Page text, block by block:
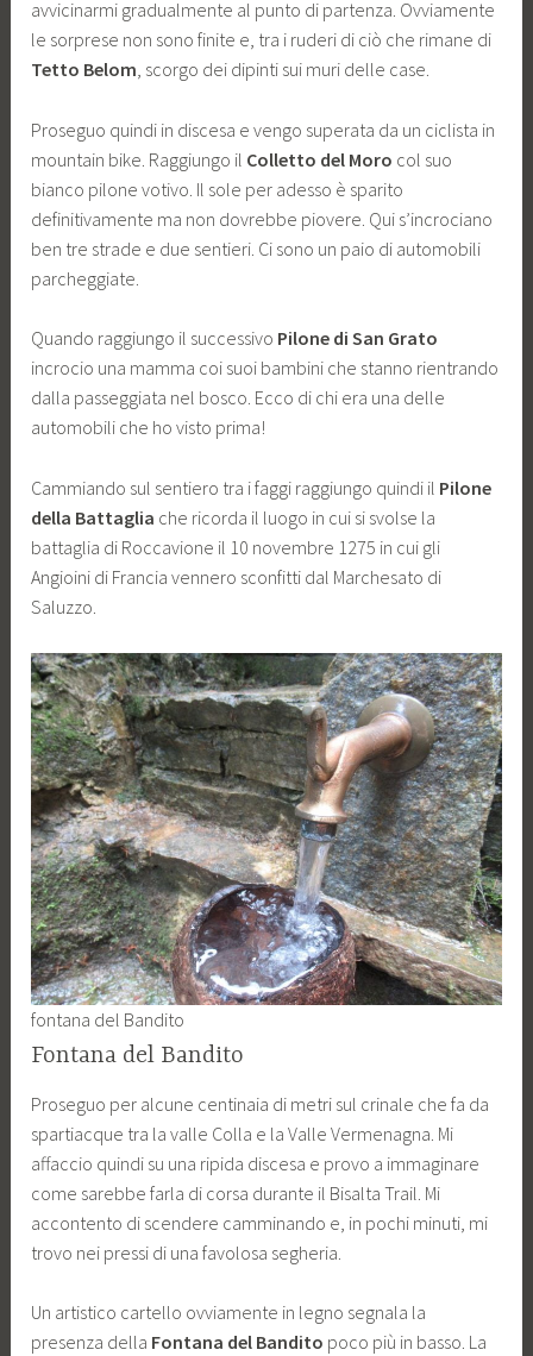
avvicinarmi gradualmente al punto di partenza. Ovviamente
le sorprese non sono finite e, tra i ruderi di ciò che rimane di
Tetto Belom, scorgo dei dipinti sui muri delle case.
Proseguo quindi in discesa e vengo superata da un ciclista in
mountain bike. Raggiungo il Colletto del Moro col suo
bianco pilone votivo. Il sole per adesso è sparito
definitivamente ma non dovrebbe piovere. Qui s’incrociano
ben tre strade e due sentieri. Ci sono un paio di automobili
parcheggiate.
Quando raggiungo il successivo Pilone di San Grato
incrocio una mamma coi suoi bambini che stanno rientrando
dalla passeggiata nel bosco. Ecco di chi era una delle
automobili che ho visto prima!
Cammiando sul sentiero tra i faggi raggiungo quindi il Pilone
della Battaglia che ricorda il luogo in cui si svolse la
battaglia di Roccavione il 10 novembre 1275 in cui gli
Angioini di Francia vennero sconfitti dal Marchesato di
Saluzzo.
fontana del Bandito
Fontana del Bandito
Proseguo per alcune centinaia di metri sul crinale che fa da
spartiacque tra la valle Colla e la Valle Vermenagna. Mi
affaccio quindi su una ripida discesa e provo a immaginare
come sarebbe farla di corsa durante il Bisalta Trail. Mi
accontento di scendere camminando e, in pochi minuti, mi
trovo nei pressi di una favolosa segheria.
Un artistico cartello ovviamente in legno segnala la
presenza della Fontana del Bandito poco più in basso. La